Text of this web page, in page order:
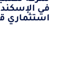
في
استثماري